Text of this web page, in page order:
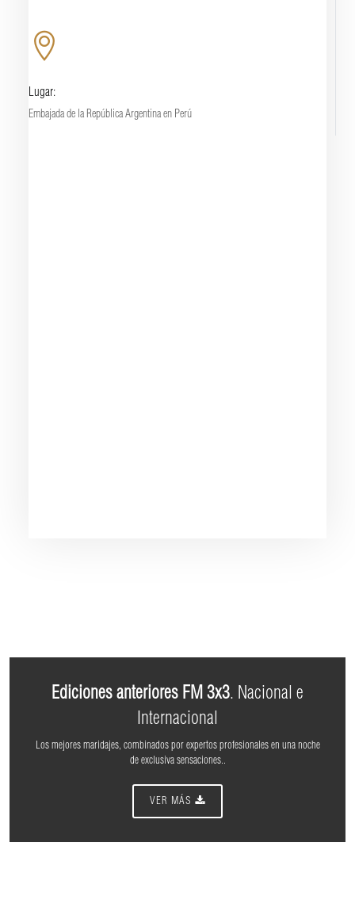
Lugar:
Embajada de la República Argentina en Perú
Ediciones anteriores FM 3x3. Nacional e
Internacional
Los mejores maridajes, combinados por expertos profesionales en una noche
de exclusiva sensaciones..
VER MÁS